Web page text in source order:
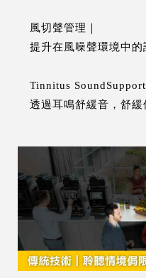
風切聲管理｜
提升在風噪聲環境中的
Tinnitus
透過耳鳴舒緩音，舒